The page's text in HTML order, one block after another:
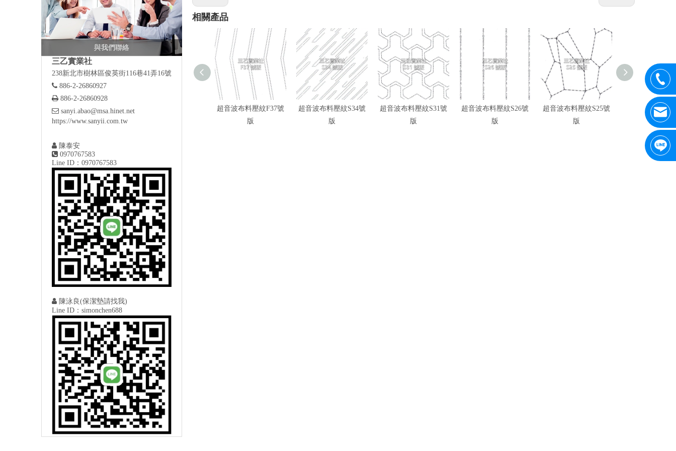
與我們聯絡
三乙實業社
238新北市樹林區俊英街116巷41弄16號
 886-2-26860927
 886-2-26860928
 sanyi.abao@msa.hinet.net
https://www.sanyii.com.tw
 陳泰安
 0970767583
Line ID：0970767583
 陳泳良(保潔墊請找我)
Line ID：simonchen688
相關產品
超音波布料壓紋F37號
版
超音波布料壓紋S34號
版
超音波布料壓紋S31號
版
超音波布料壓紋S26號
版
超音波布料壓紋S25號
版
超音波布料壓紋
版